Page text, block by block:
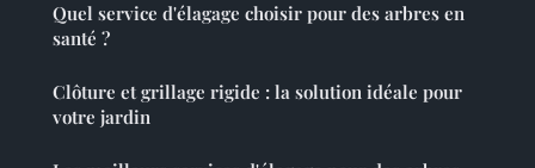
Quel service d'élagage choisir pour des arbres en
santé ?
Clôture et grillage rigide : la solution idéale pour
votre jardin